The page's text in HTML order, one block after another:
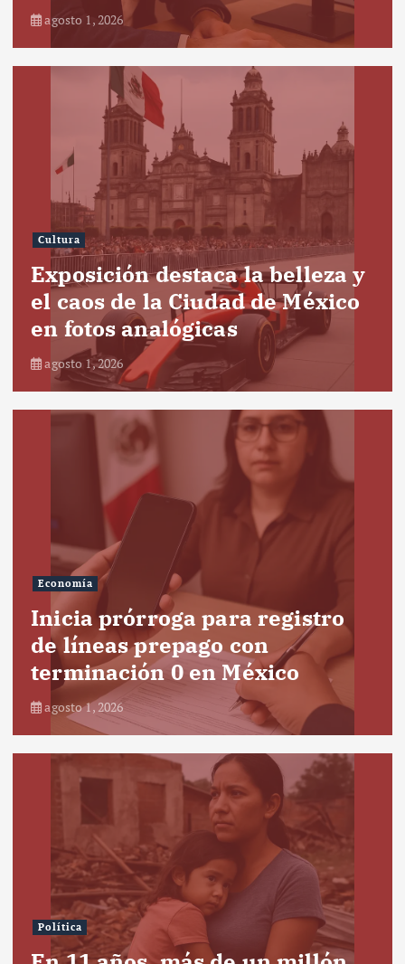
agosto 1, 2026
Cultura
Exposición destaca la belleza y
el caos de la Ciudad de México
en fotos analógicas
agosto 1, 2026
Economía
Inicia prórroga para registro
de líneas prepago con
terminación 0 en México
agosto 1, 2026
Política